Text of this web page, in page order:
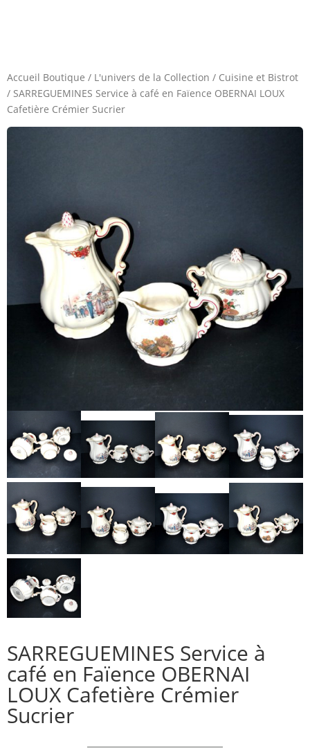
Accueil Boutique / L'univers de la Collection / Cuisine et Bistrot
/ SARREGUEMINES Service à café en Faïence OBERNAI LOUX
Cafetière Crémier Sucrier
SARREGUEMINES Service à
café en Faïence OBERNAI
LOUX Cafetière Crémier
Sucrier